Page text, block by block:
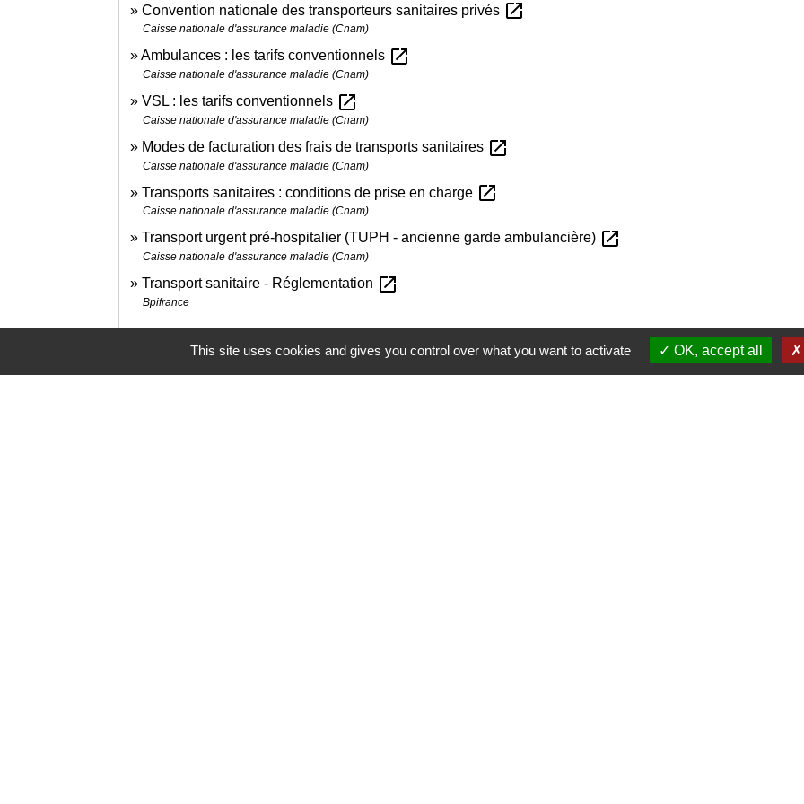
Convention nationale des transporteurs sanitaires privés open_in_new
Caisse nationale d'assurance maladie (Cnam)
Ambulances : les tarifs conventionnels open_in_new
Caisse nationale d'assurance maladie (Cnam)
VSL : les tarifs conventionnels open_in_new
Caisse nationale d'assurance maladie (Cnam)
Modes de facturation des frais de transports sanitaires open_in_new
Caisse nationale d'assurance maladie (Cnam)
Transports sanitaires : conditions de prise en charge open_in_new
Caisse nationale d'assurance maladie (Cnam)
Transport urgent pré-hospitalier (TUPH - ancienne garde ambulancière) open_in_new
Caisse nationale d'assurance maladie (Cnam)
Transport sanitaire - Réglementation open_in_new
Bpifrance
This site uses cookies and gives you control over what you want to activate OK, accept all